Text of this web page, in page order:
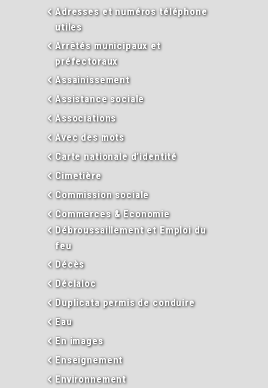
Adresses et numéros téléphone
utiles
Arrêtés municipaux et
préfectoraux
Assainissement
Assistance sociale
Associations
Avec des mots
Carte nationale d’identité
Cimetière
Commission sociale
Commerces & Economie
Débroussaillement et Emploi du
feu
Décès
Déclaloc
Duplicata permis de conduire
Eau
En images
Enseignement
Environnement